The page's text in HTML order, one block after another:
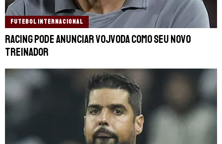
FUTEBOL INTERNACIONAL
Racing pode anunciar Vojvoda como seu novo
treinador